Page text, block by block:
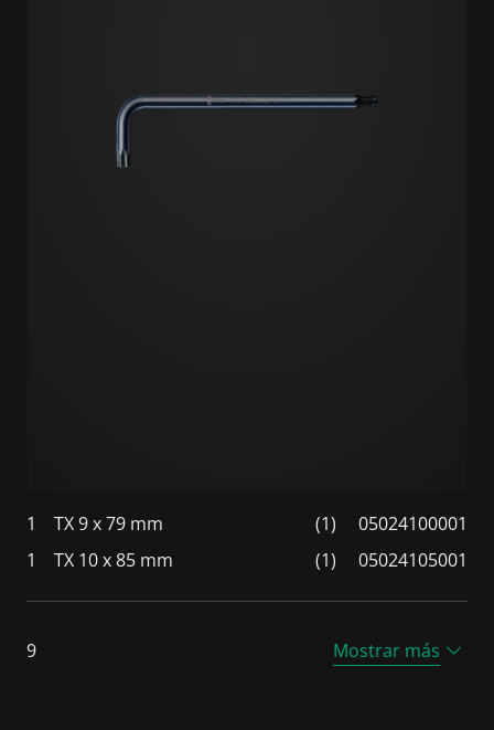
1 TX 9 x 79 mm (1)
05024100001
1
TX 10 x 85 mm (1) 05024105001
9 Mostrar más